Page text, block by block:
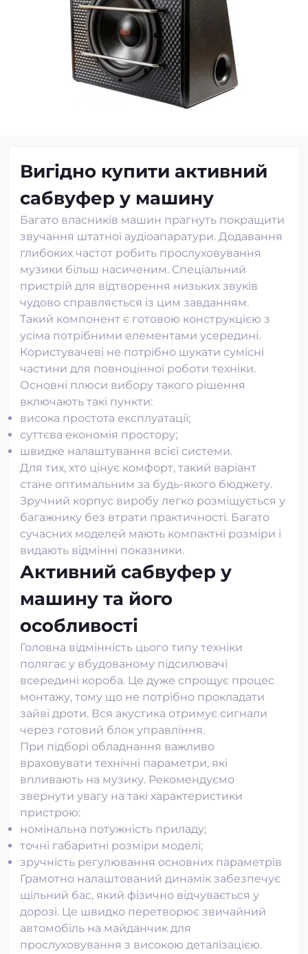
Вигідно купити активний
сабвуфер у машину
Багато власників машин прагнуть покращити
звучання штатної аудіоапаратури. Додавання
глибоких частот робить прослуховування
музики більш насиченим. Спеціальний
пристрій для відтворення низьких звуків
чудово справляється із цим завданням.
Такий компонент є готовою конструкцією з
усіма потрібними елементами усередині.
Користувачеві не потрібно шукати сумісні
частини для повноцінної роботи техніки.
Основні плюси вибору такого рішення
включають такі пункти:
висока простота експлуатації;
суттєва економія простору;
швидке налаштування всієї системи.
Для тих, хто цінує комфорт, такий варіант
стане оптимальним за будь-якого бюджету.
Зручний корпус виробу легко розміщується у
багажнику без втрати практичності. Багато
сучасних моделей мають компактні розміри і
видають відмінні показники.
Активний сабвуфер у
машину та його
особливості
Головна відмінність цього типу техніки
полягає у вбудованому підсилювачі
всередині короба. Це дуже спрощує процес
монтажу, тому що не потрібно прокладати
зайві дроти. Вся акустика отримує сигнали
через готовий блок управління.
При підборі обладнання важливо
враховувати технічні параметри, які
впливають на музику. Рекомендуємо
звернути увагу на такі характеристики
пристрою:
номінальна потужність приладу;
точні габаритні розміри моделі;
зручність регулювання основних параметрів
Грамотно налаштований динамік забезпечує
щільний бас, який фізично відчувається у
дорозі. Це швидко перетворює звичайний
автомобіль на майданчик для
прослуховування з високою деталізацією.